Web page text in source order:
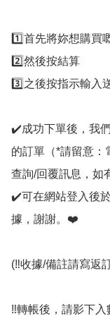
1️⃣首先將妳想購買
2️⃣然後按結算
3️⃣之後按指示輸入
✔️成功下單後，我
的訂單（*請留意：
查詢/回覆訊息，如
✔️可在網站登入後
據，謝謝。❤️
(‼️收據/備註請寫返
‼️轉帳後，請影下